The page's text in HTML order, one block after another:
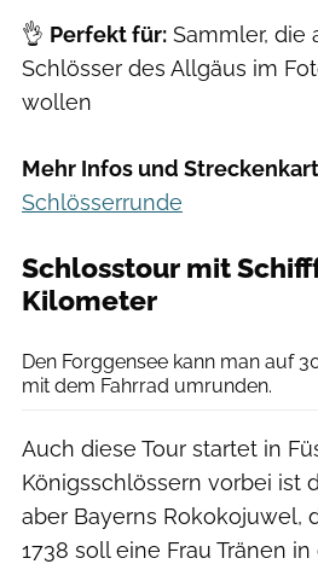
👌 Perfekt für: Sammler, die
Schlösser des Allgäus im
wollen
Mehr Infos und
Schlösserrunde
Schlosstour mit
Kilometer
Den Forggensee kann man auf
mit dem Fahrrad umrunden.
Auch diese Tour startet in
Königsschlössern vorbei ist
aber Bayerns Rokokojuwel,
1738 soll eine Frau Tränen